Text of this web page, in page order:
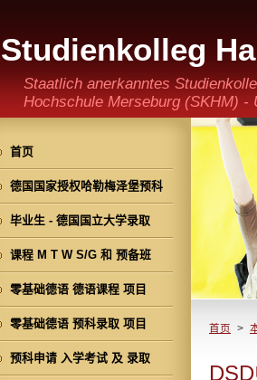
Studienkolleg
(staatlich
Staatlich anerkanntes
Hochschule Merseburg (SKHM) -
der Ming CHENG Institut GmbH
首页 >
首页
德国国家授权哈勒梅泽堡预科
毕业生 - 德国国立大学录取
课程 M T W S/G 和 预备班
零基础德语 德语课程 项目
零基础德语 预科录取 项目
预科申请 入学考试 及 录取